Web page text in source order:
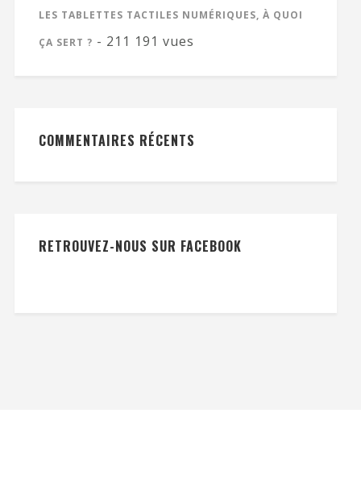
LES TABLETTES TACTILES NUMÉRIQUES, À QUOI
ÇA SERT ? - 211 191 vues
COMMENTAIRES RÉCENTS
RETROUVEZ-NOUS SUR FACEBOOK